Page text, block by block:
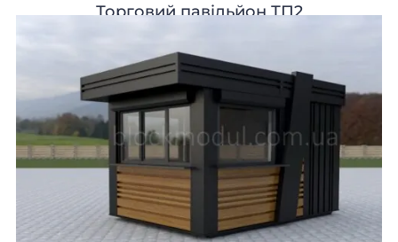
Торговий павільйон ТП2